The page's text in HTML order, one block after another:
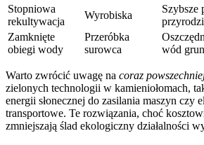
Stopniowa
rekultywacja
Wyrobiska
Szybsze
Zamknięte
obiegi wody
Przeróbka
surowca
wód
Warto zwrócić uwagę na coraz
zielonych technologii w kamieniołomach,
energii słonecznej do zasilania maszyn czy
transportowe. Te rozwiązania, choć
zmniejszają ślad ekologiczny działalności